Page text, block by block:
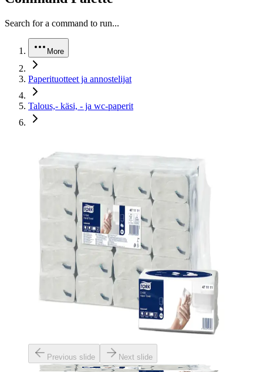
Search for a command to run...
More
Paperituotteet ja annostelijat
Talous,- käsi, - ja wc-paperit
Previous slide Next slide